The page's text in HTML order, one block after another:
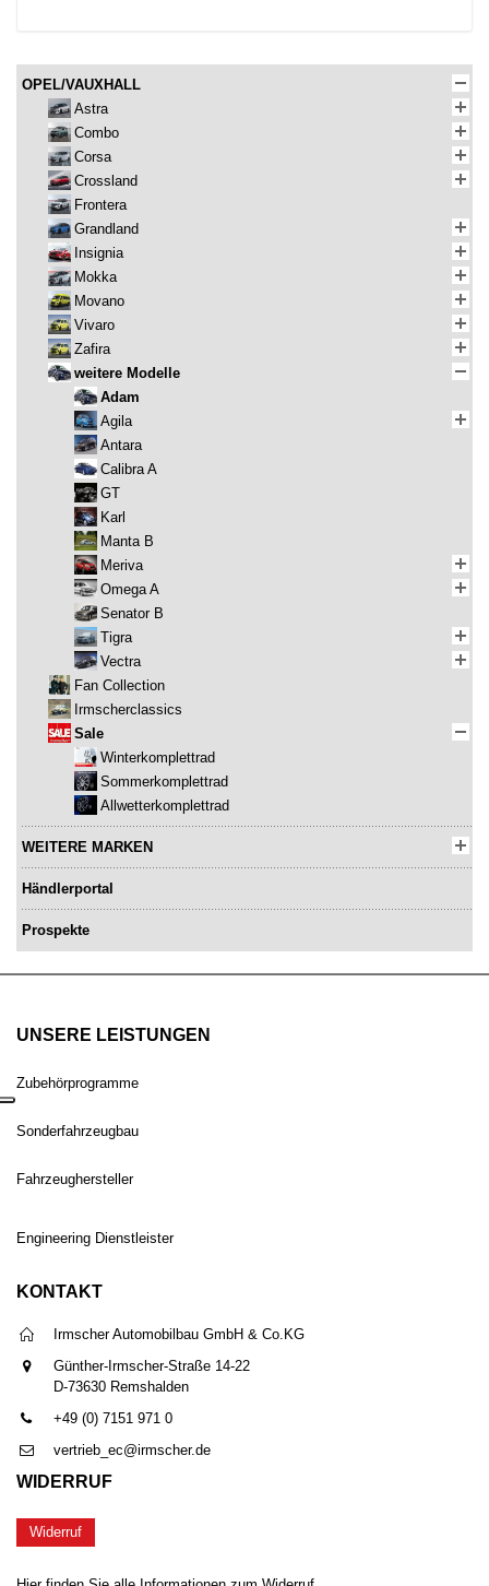
OPEL/VAUXHALL
Astra
Combo
Corsa
Crossland
Frontera
Grandland
Insignia
Mokka
Movano
Vivaro
Zafira
weitere Modelle
Adam
Agila
Antara
Calibra A
GT
Karl
Manta B
Meriva
Omega A
Senator B
Tigra
Vectra
Fan Collection
Irmscherclassics
Sale
Winterkomplettrad
Sommerkomplettrad
Allwetterkomplettrad
WEITERE MARKEN
Händlerportal
Prospekte
UNSERE LEISTUNGEN
Zubehörprogramme
Sonderfahrzeugbau
Fahrzeughersteller
Engineering Dienstleister
KONTAKT
Irmscher Automobilbau GmbH & Co.KG
Günther-Irmscher-Straße 14-22
D-73630 Remshalden
+49 (0) 7151 971 0
vertrieb_ec@irmscher.de
WIDERRUF
Widerruf